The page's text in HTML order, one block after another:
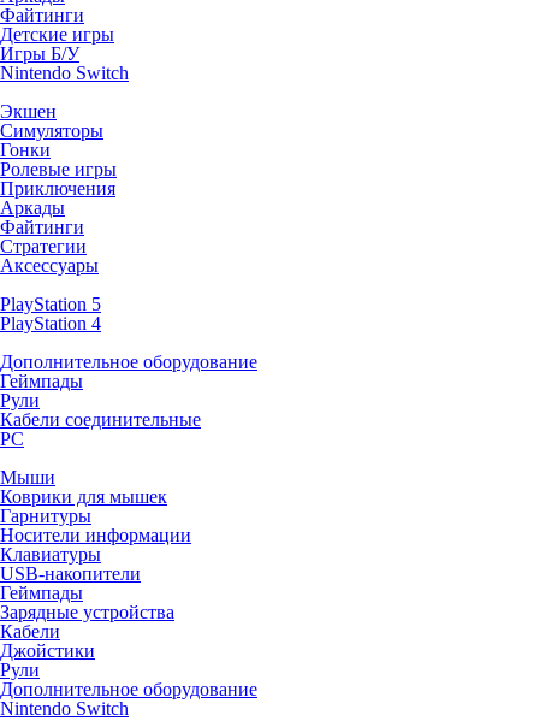
Файтинги
Детские игры
Игры Б/У
Nintendo Switch
Экшен
Симуляторы
Гонки
Ролевые игры
Приключения
Аркады
Файтинги
Стратегии
Аксессуары
PlayStation 5
PlayStation 4
Дополнительное оборудование
Геймпады
Рули
Кабели соединительные
PC
Мыши
Коврики для мышек
Гарнитуры
Носители информации
Клавиатуры
USB-накопители
Геймпады
Зарядные устройства
Кабели
Джойстики
Рули
Дополнительное оборудование
Nintendo Switch